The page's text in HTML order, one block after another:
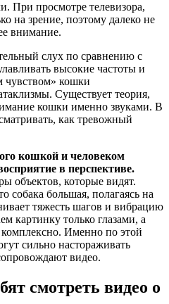
При просмотре телевизора,
на зрение, поэтому далеко не
внимание.
слух по сравнению с
высокие частоты и
кошки
Существует теория,
кошки именно звуками. В
как тревожный
кошкой и человеком
в перспективе.
объектов, которые видят.
собака большая, полагаясь на
тяжесть шагов и вибрацию
картинку только глазами, а
Именно по этой
сильно настораживать
видео.
смотреть видео о